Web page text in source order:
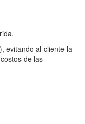
evitando al cliente la
de las